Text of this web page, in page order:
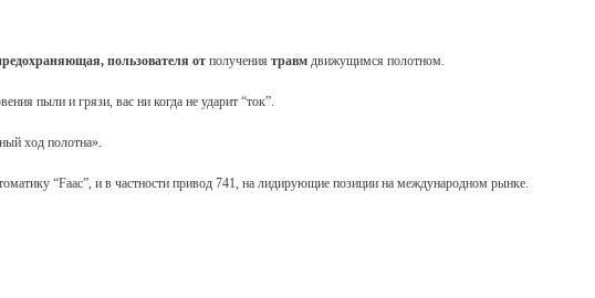
пользователя от получения травм движущимся полотном.
пыли и грязи, вас ни когда не ударит “ток”.
ход полотна».
“Faac”, и в частности привод 741, на лидирующие позиции на международном рынке.